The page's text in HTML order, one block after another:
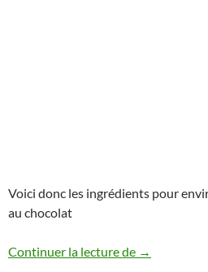
Voici donc les ingrédients pour
au chocolat
Continuer la lecture de Croissants
→